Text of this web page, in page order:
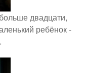
двадцати,
ребёнок -